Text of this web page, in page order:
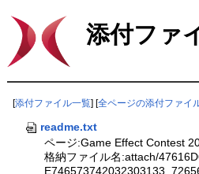
添付ファ
[添付ファイル一覧] [全ページの添付ファイ
readme.txt
ページ:Game Effect Contest
格納ファイル名:attach/